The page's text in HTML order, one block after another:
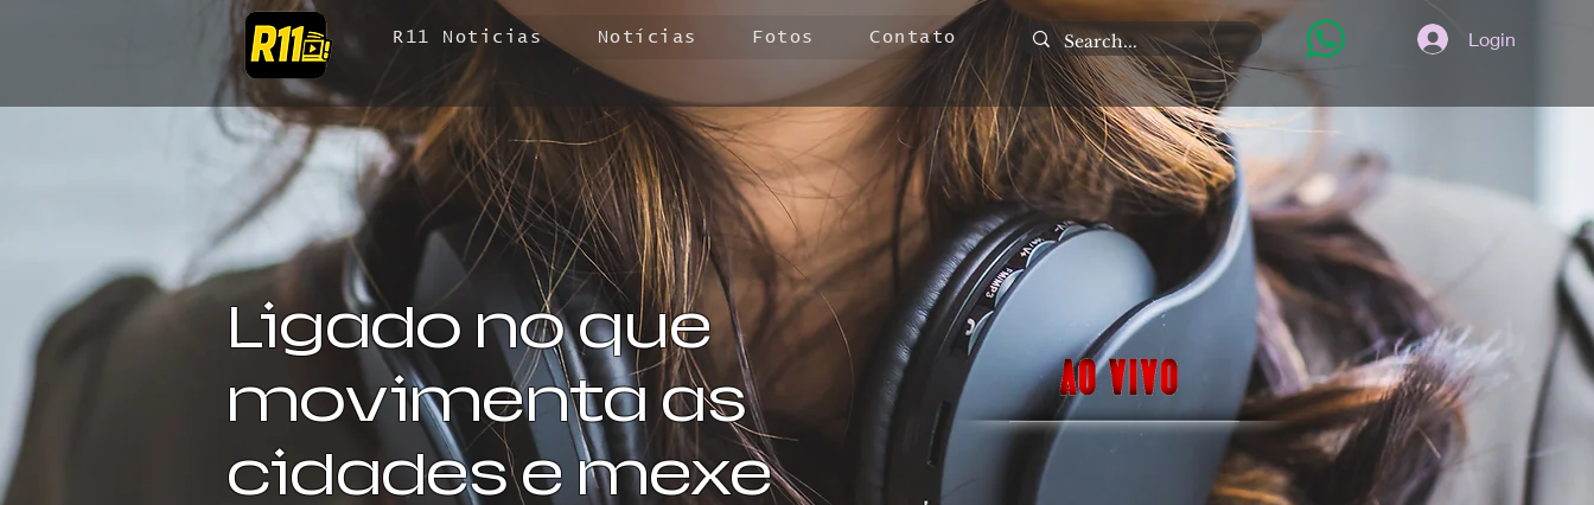
R11 Noticias Notícias Fotos Contato Login
Ligado no que
movimenta as
cidades e mexe